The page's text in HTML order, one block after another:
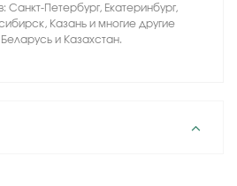
Санкт-Петербург, Екатеринбург,
Казань и многие другие
и Казахстан.